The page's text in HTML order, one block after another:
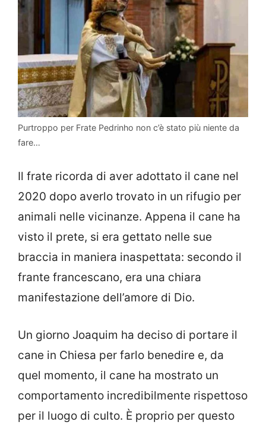
Purtroppo per Frate Pedrinho non c’è stato più niente da
fare…
Il frate ricorda di aver adottato il cane nel
2020 dopo averlo trovato in un rifugio per
animali nelle vicinanze. Appena il cane ha
visto il prete, si era gettato nelle sue
braccia in maniera inaspettata: secondo il
frante francescano, era una chiara
manifestazione dell’amore di Dio.
Un giorno Joaquim ha deciso di portare il
cane in Chiesa per farlo benedire e, da
quel momento, il cane ha mostrato un
comportamento incredibilmente rispettoso
per il luogo di culto. È proprio per questo